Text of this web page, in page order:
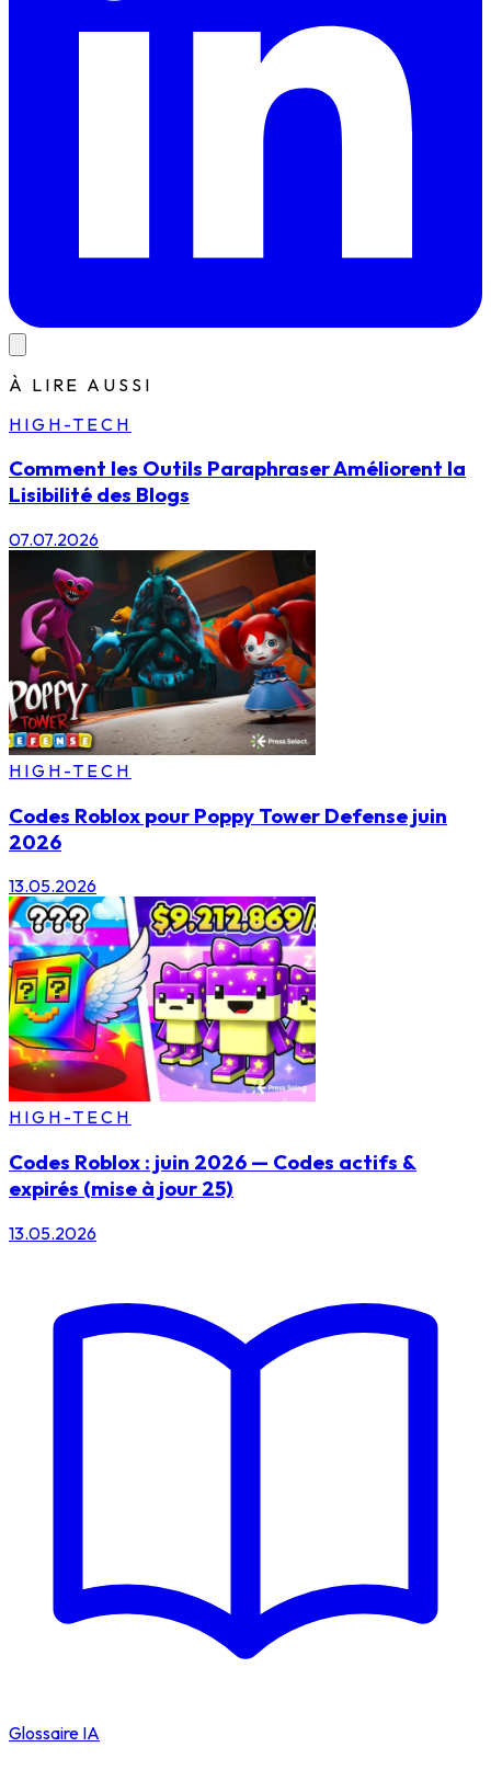
À LIRE AUSSI
HIGH-TECH
Comment les Outils Paraphraser Améliorent la
Lisibilité des Blogs
07.07.2026
HIGH-TECH
Codes Roblox pour Poppy Tower Defense juin
2026
13.05.2026
HIGH-TECH
Codes Roblox : juin 2026 — Codes actifs &
expirés (mise à jour 25)
13.05.2026
Glossaire IA